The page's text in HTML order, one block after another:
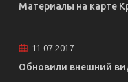
Материалы на карте
11.07.2017.
Обновили внешний